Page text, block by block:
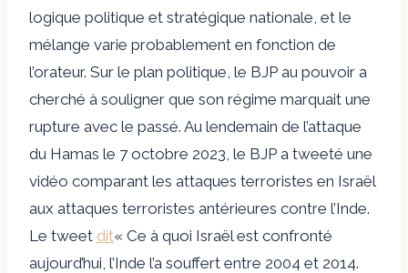
logique politique et stratégique nationale, et le
mélange varie probablement en fonction de
l’orateur. Sur le plan politique, le BJP au pouvoir a
cherché à souligner que son régime marquait une
rupture avec le passé. Au lendemain de l’attaque
du Hamas le 7 octobre 2023, le BJP a tweeté une
vidéo comparant les attaques terroristes en Israël
aux attaques terroristes antérieures contre l’Inde.
Le tweet dit« Ce à quoi Israël est confronté
aujourd’hui, l’Inde l’a souffert entre 2004 et 2014.